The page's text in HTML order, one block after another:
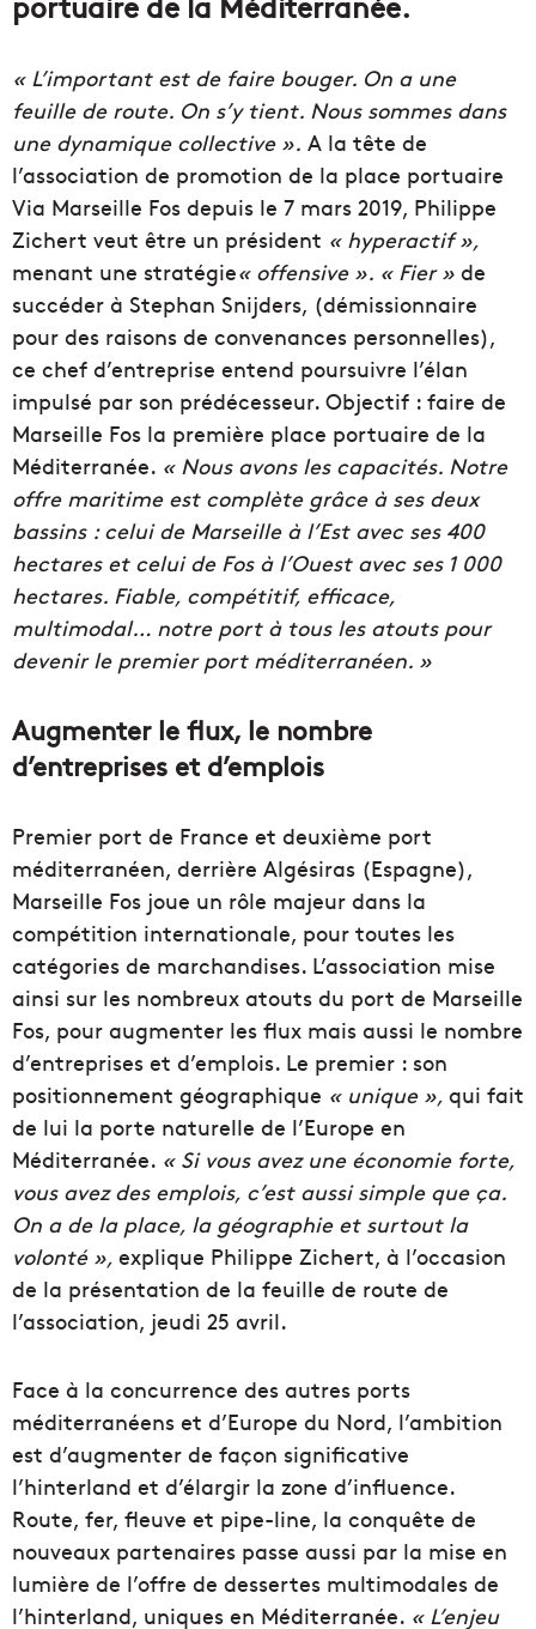
« L’important est de faire bouger. On a une
feuille de route. On s’y tient. Nous sommes dans
une dynamique collective ». A la tête de
l’association de promotion de la place portuaire
Via Marseille Fos depuis le 7 mars 2019, Philippe
Zichert veut être un président « hyperactif »,
menant une stratégie« offensive ». « Fier » de
succéder à Stephan Snijders, (démissionnaire
pour des raisons de convenances personnelles),
ce chef d’entreprise entend poursuivre l’élan
impulsé par son prédécesseur. Objectif : faire de
Marseille Fos la première place portuaire de la
Méditerranée. « Nous avons les capacités. Notre
offre maritime est complète grâce à ses deux
bassins : celui de Marseille à l’Est avec ses 400
hectares et celui de Fos à l’Ouest avec ses 1 000
hectares. Fiable, compétitif, efficace,
multimodal… notre port à tous les atouts pour
devenir le premier port méditerranéen. »
Augmenter le flux, le nombre
d’entreprises et d’emplois
Premier port de France et deuxième port
méditerranéen, derrière Algésiras (Espagne),
Marseille Fos joue un rôle majeur dans la
compétition internationale, pour toutes les
catégories de marchandises. L’association mise
ainsi sur les nombreux atouts du port de Marseille
Fos, pour augmenter les flux mais aussi le nombre
d’entreprises et d’emplois. Le premier : son
positionnement géographique « unique », qui fait
de lui la porte naturelle de l’Europe en
Méditerranée. « Si vous avez une économie forte,
vous avez des emplois, c’est aussi simple que ça.
On a de la place, la géographie et surtout la
volonté », explique Philippe Zichert, à l’occasion
de la présentation de la feuille de route de
l’association, jeudi 25 avril.
Face à la concurrence des autres ports
méditerranéens et d’Europe du Nord, l’ambition
est d’augmenter de façon significative
l’hinterland et d’élargir la zone d’influence.
Route, fer, fleuve et pipe-line, la conquête de
nouveaux partenaires passe aussi par la mise en
lumière de l’offre de dessertes multimodales de
l’hinterland, uniques en Méditerranée. « L’enjeu